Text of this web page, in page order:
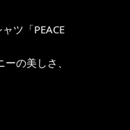
ツ「PEACE
の美しさ、